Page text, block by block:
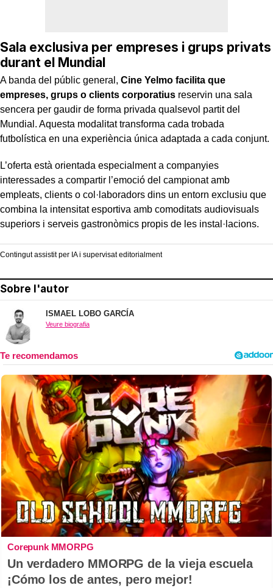
Sala exclusiva per empreses i grups privats
durant el Mundial
A banda del públic general, Cine Yelmo facilita que
empreses, grups o clients corporatius reservin una sala
sencera per gaudir de forma privada qualsevol partit del
Mundial. Aquesta modalitat transforma cada trobada
futbolística en una experiència única adaptada a cada conjunt.
L’oferta està orientada especialment a companyies
interessades a compartir l’emoció del campionat amb
empleats, clients o col·laboradors dins un entorn exclusiu que
combina la intensitat esportiva amb comoditats audiovisuals
superiors i serveis gastronòmics propis de les instal·lacions.
Contingut assistit per IA i supervisat editorialment
Sobre l'autor
ISMAEL LOBO GARCÍA
Veure biografia
Corepunk MMORPG
Un verdadero MMORPG de la vieja escuela
¡Cómo los de antes, pero mejor!